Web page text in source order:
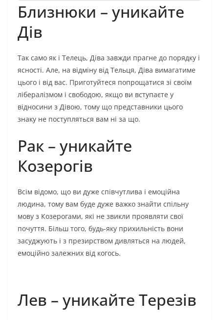
Близнюки – уникайте
Дів
Так само як і Телець, Діва завжди прагне до порядку і
ясності. Але, на відміну від Тельця, Діва вимагатиме
цього і від вас. Приготуйтеся попрощатися зі своїм
лібералізмом і свободою, якщо ви вступаєте у
відносини з Дівою, тому що представники цього
знаку не поступляться вам ні за що.
Рак – уникайте
Козерогів
Всім відомо, що ви дуже співчутлива і емоційна
людина, тому вам буде дуже важко знайти спільну
мову з Козерогами, які не звикли проявляти свої
почуття. Більш того, будь-яку прихильність вони
засуджують і з презирством дивляться на людей,
емоційно залежних від когось.
Лев – уникайте Терезів